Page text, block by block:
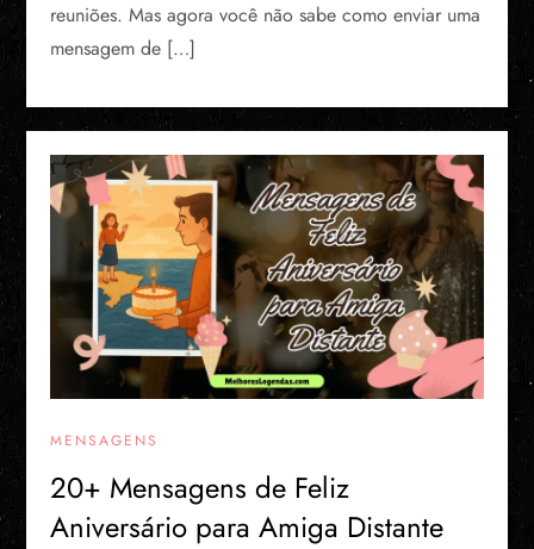
reuniões. Mas agora você não sabe como enviar uma
mensagem de […]
MENSAGENS
20+ Mensagens de Feliz
Aniversário para Amiga Distante